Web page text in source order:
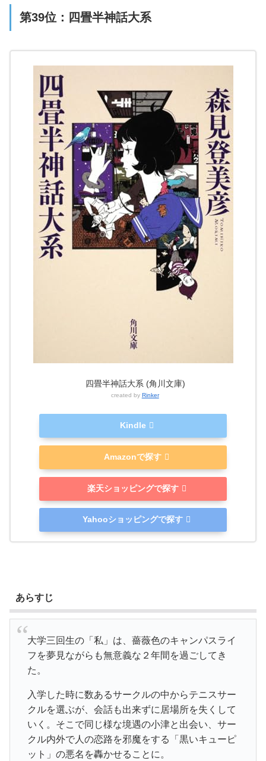
第39位：四畳半神話大系
四畳半神話大系 (角川文庫)
created by Rinker
Kindle
Amazonで探す
楽天ショッピングで探す
Yahooショッピングで探す
あらすじ
大学三回生の「私」は、薔薇色のキャンパスライ
フを夢見ながらも無意義な２年間を過ごしてき
た。
入学した時に数あるサークルの中からテニスサー
クルを選ぶが、会話も出来ずに居場所を失くして
いく。そこで同じ様な境遇の小津と出会い、サー
クル内外で人の恋路を邪魔をする「黒いキューピ
ット」の悪名を轟かせることに。